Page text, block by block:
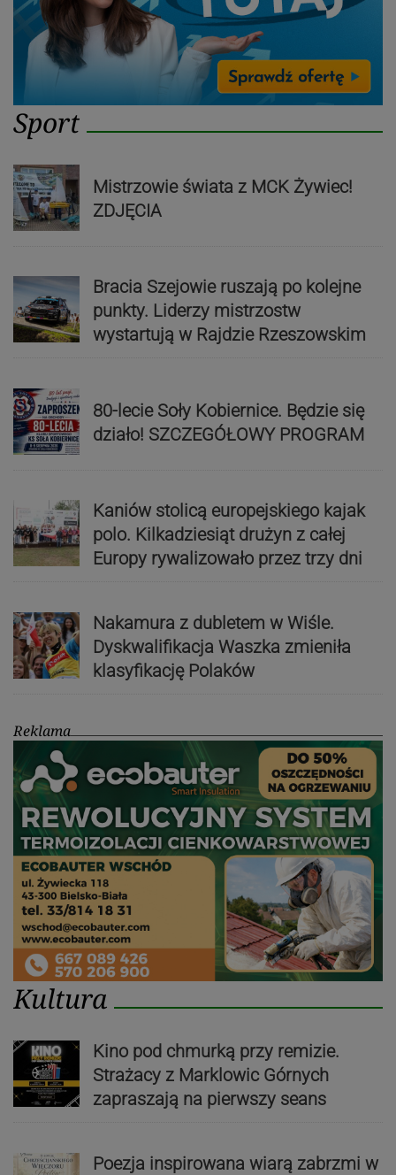
Sport
Mistrzowie świata z MCK Żywiec!
ZDJĘCIA
Bracia Szejowie ruszają po kolejne
punkty. Liderzy mistrzostw
wystartują w Rajdzie Rzeszowskim
80-lecie Soły Kobiernice. Będzie się
działo! SZCZEGÓŁOWY PROGRAM
Kaniów stolicą europejskiego kajak
polo. Kilkadziesiąt drużyn z całej
Europy rywalizowało przez trzy dni
Nakamura z dubletem w Wiśle.
Dyskwalifikacja Waszka zmieniła
klasyfikację Polaków
Reklama
Kultura
Kino pod chmurką przy remizie.
Strażacy z Marklowic Górnych
zapraszają na pierwszy seans
Poezja inspirowana wiarą zabrzmi w